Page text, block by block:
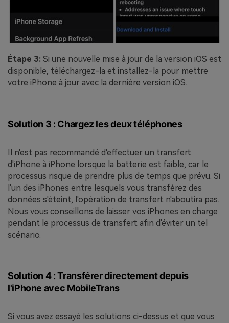
Étape 3: Si une nouvelle mise à jour de la version iOS est
disponible, téléchargez-la et installez-la pour mettre
votre iPhone à jour avec la dernière version iOS.
Solution 3 : Chargez les deux téléphones
Il n'est pas recommandé d'effectuer un transfert
d'iPhone à iPhone lorsque la batterie est faible, car le
processus risque de prendre plus de temps que prévu. Si
l'un des iPhones entre lesquels vous transférez des
données s'éteint, l'opération de transfert n'aboutira pas.
Nous vous conseillons de laisser vos iPhones en charge
pendant le processus de transfert afin d'éviter un tel
scénario.
Solution 4 : Transférer directement depuis
l'iPhone avec MobileTrans
Si vous avez essayé les solutions ci-dessus et que vous